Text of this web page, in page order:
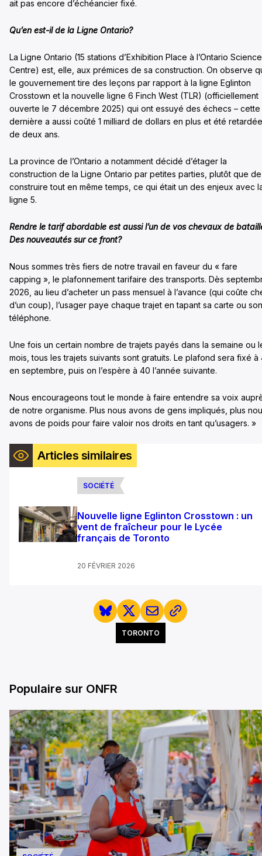
ait pas encore d’échéancier fixé.
Qu’en est-il de la Ligne Ontario?
La Ligne Ontario (15 stations d’Exhibition Place à l’Ontario Science
Centre) est, elle, aux prémices de sa construction. On observe
le gouvernement tire des leçons par rapport à la ligne Eglinton
Crosstown et la nouvelle ligne 6 Finch West (TLR) (officiellement
ouverte le 7 décembre 2025) qui ont essuyé des échecs – cette
dernière a aussi coûté 1 milliard de dollars en plus et été retardée
de deux ans.
La province de l’Ontario a notamment décidé d’étager la
construction de la Ligne Ontario par petites parties, plutôt que de
construire tout en même temps, ce qui était un des enjeux avec
ligne 5.
Rendre le tarif abordable est aussi l’un de vos chevaux de
Des nouveautés sur ce front?
Nous sommes très fiers de notre travail en faveur du « fare
capping », le plafonnement tarifaire des transports. Dès
2026, au lieu d’acheter un pass mensuel à l’avance (qui coûte
d’un coup), l’usager paye chaque trajet en tapant sa carte ou son
téléphone.
Une fois un certain nombre de trajets payés dans la semaine ou
mois, tous les trajets suivants sont gratuits. Le plafond sera fixé à
en septembre, puis on l’espère à 40 l’année suivante.
Nous encourageons tout le monde à faire entendre sa voix
de notre organisme. Plus nous avons de gens impliqués, plus
avons de poids pour faire valoir nos droits en tant qu’usagers. »
Articles similaires
SOCIÉTÉ
Nouvelle ligne Eglinton Crosstown : un
vent de fraîcheur pour le Lycée
français de Toronto
20 FÉVRIER 2026
TORONTO
Populaire sur ONFR